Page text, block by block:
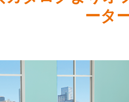
ータ